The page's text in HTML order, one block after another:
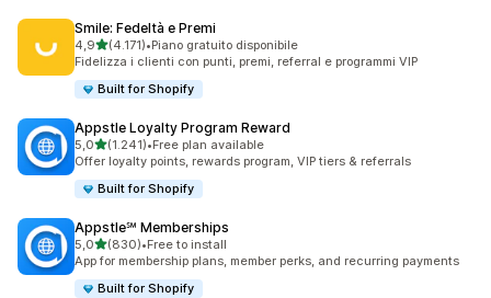
Smile: Fedeltà e Premi
4,9stelle su 5
(4.171)
4171 recensioni totali
•Piano gratuito disponibile
Fidelizza i clienti con punti, premi, referral e programmi VIP
Built for Shopify
Appstle Loyalty Program Reward
5,0stelle su 5
(1.241)
1241 recensioni totali
•Free plan available
Offer loyalty points, rewards program, VIP tiers & referrals
Built for Shopify
Appstle℠ Memberships
5,0stelle su 5
(830)
830 recensioni totali
•Free to install
App for membership plans, member perks, and recurring payments
Built for Shopify